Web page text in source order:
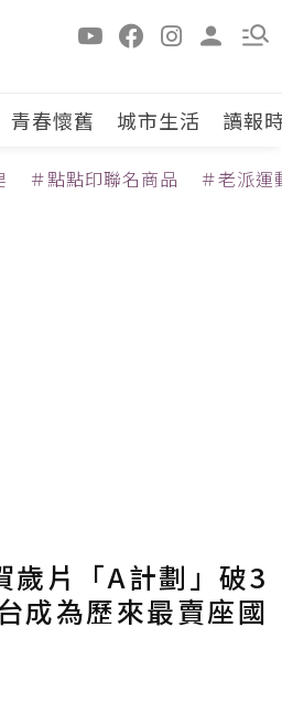
青春懷舊 城市生活 讀報
＃點點印聯名商品 ＃老派運
歲片「A計劃」破3
成為歷來最賣座國